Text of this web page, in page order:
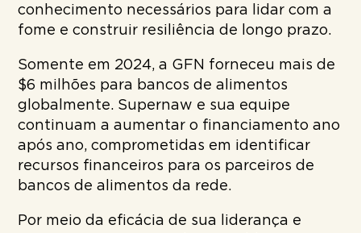
conhecimento necessários para lidar com a
fome e construir resiliência de longo prazo.
Somente em 2024, a GFN forneceu mais de
$6 milhões para bancos de alimentos
globalmente. Supernaw e sua equipe
continuam a aumentar o financiamento ano
após ano, comprometidas em identificar
recursos financeiros para os parceiros de
bancos de alimentos da rede.
Por meio da eficácia de sua liderança e